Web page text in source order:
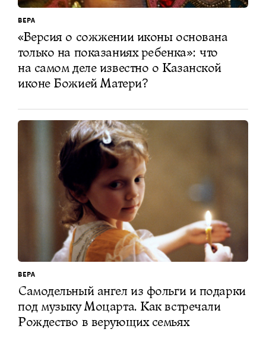
ВЕРА
«Версия о сожжении иконы основана
только на показаниях ребенка»: что
на самом деле известно о Казанской
иконе Божией Матери?
ВЕРА
Самодельный ангел из фольги и подарки
под музыку Моцарта. Как встречали
Рождество в верующих семьях